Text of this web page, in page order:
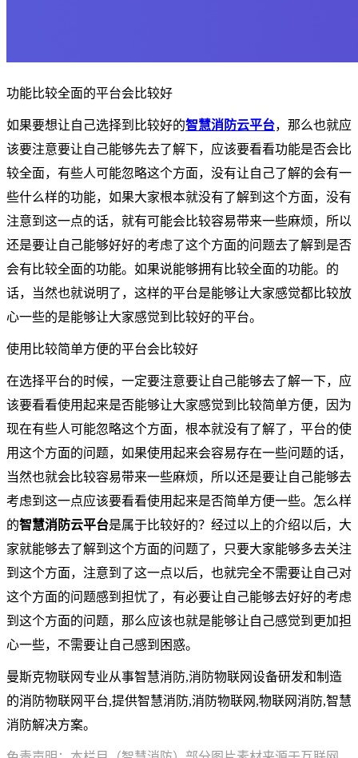
功能比较全面的平台会比较好
如果要想让自己选择到比较好的智慧消防云平台，那么也就应
该要注意要让自己能够先去了解下，应该要看看功能是否会比
较全面，有些人可能忽略这个方面，没有让自己了解的会有一
些什么样的功能，如果大家根本就没有了解到这个方面，没有
注意到这一点的话，就有可能会比较容易带来一些麻烦，所以
还是要让自己能够好好的考虑了这个方面的问题去了解到是否
会有比较全面的功能。如果说能够拥有比较全面的功能。的
话，当然也就说明了，这样的平台是能够让大家感觉都比较放
心一些的是能够让大家感觉到比较好的平台。
使用比较简单方便的平台会比较好
在选择平台的时候，一定要注意要让自己能够去了解一下，应
该要看看使用起来是否能够让大家感觉到比较简单方便，因为
现在有些人可能忽略这个方面，根本就没有了解了，平台的使
用这个方面的问题，如果使用起来会容易存在一些问题的话，
当然也就会比较容易带来一些麻烦，所以还是要让自己能够去
考虑到这一点应该要看看使用起来是否简单方便一些。怎么样
的智慧消防云平台是属于比较好的？经过以上的介绍以后，大
家就能够去了解到这个方面的问题了，只要大家能够多去关注
到这个方面，注意到了这一点以后，也就完全不需要让自己对
这个方面的问题感到担忧了，有必要让自己能够去好好的考虑
到这个方面的问题，那么应该也就是能够让自己感觉到更加担
心一些，不需要让自己感到困惑。
曼斯克物联网专业从事智慧消防,消防物联网设备研发和制造
的消防物联网平台,提供智慧消防,消防物联网,物联网消防,智慧
消防解决方案。